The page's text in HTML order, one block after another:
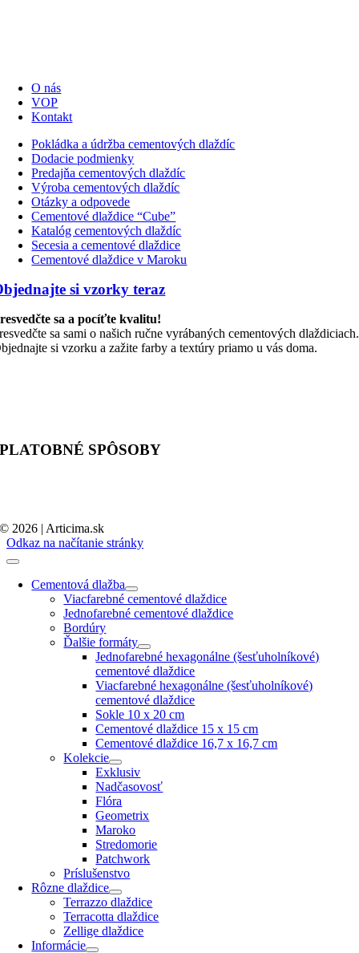
O nás
VOP
Kontakt
Pokládka a údržba cementových dlaždíc
Dodacie podmienky
Predajňa cementových dlaždíc
Výroba cementových dlaždíc
Otázky a odpovede
Cementové dlaždice “Cube”
Katalóg cementových dlaždíc
Secesia a cementové dlaždice
Cementové dlaždice v Maroku
si vzorky teraz
sa a pocíťte kvalitu!
sa sami o našich ručne vyrábaných cementových dlaždiciach.
si vzorku a zažite farby a textúry priamo u vás doma.
PLATOBNÉ SPÔSOBY
© 2026 | Articima.sk
Odkaz na načítanie stránky
Cementová dlažba
Viacfarebné cementové dlaždice
Jednofarebné cementové dlaždice
Bordúry
Ďalšie formáty
Jednofarebné hexagonálne (šesťuholníkové)
cementové dlaždice
Viacfarebné hexagonálne (šesťuholníkové)
cementové dlaždice
Sokle 10 x 20 cm
Cementové dlaždice 15 x 15 cm
Cementové dlaždice 16,7 x 16,7 cm
Kolekcie
Exklusiv
Nadčasovosť
Flóra
Geometrix
Maroko
Stredomorie
Patchwork
Príslušenstvo
Rôzne dlaždice
Terrazzo dlaždice
Terracotta dlaždice
Zellige dlaždice
Informácie